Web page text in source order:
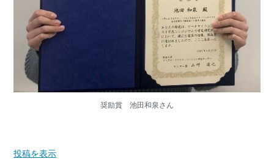
奨励賞 池田和泉さん
投稿を表示